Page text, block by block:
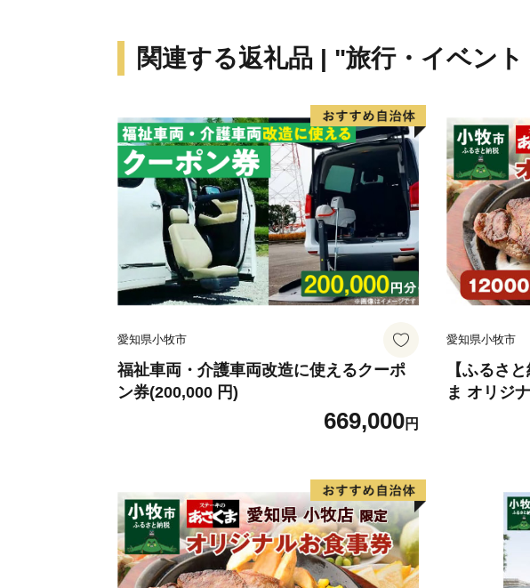
関連する返礼品 | "旅行・イベン
愛知県小牧市
福祉車両・介護車両改造に使えるクーポ
ン券(200,000 円)
669,000円
愛知県小牧市
【ふるさ
ま オリジ
なメニュ
ー サラダ